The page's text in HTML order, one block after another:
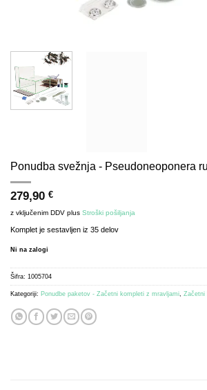
Ponudba svežnja - Pseudoneoponera
279,90 €
z vključenim DDV plus Stroški pošiljanja
Komplet je sestavljen iz 35 delov
Ni na zalogi
Šifra: 1005704
Kategoriji: Ponudbe paketov - Začetni kompleti z mravljami, Začetni